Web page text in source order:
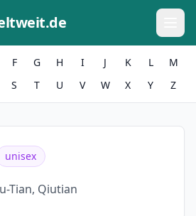
F G H I J K L
M
S T U V W X Y Z
unisex
Tian, Qiutian